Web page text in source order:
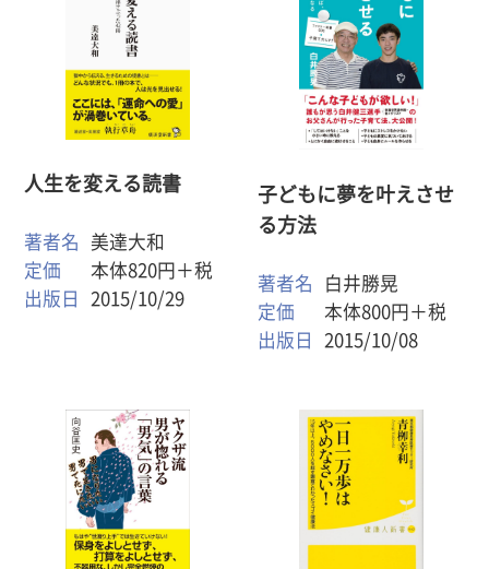
人生を変える読書
著者名
美達大和
定価
本体820円＋税
出版日
2015/10/29
子どもに夢を叶えさせ
る方法
著者名
白井勝晃
定価
本体800円＋税
出版日
2015/10/08